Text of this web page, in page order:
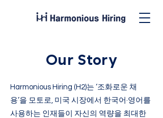
Our Story
Harmonious Hiring (H2)는 ‘조화로운 채
용’을 모토로, 미국 시장에서 한국어·영어를
사용하는 인재들이 자신의 역량을 최대한